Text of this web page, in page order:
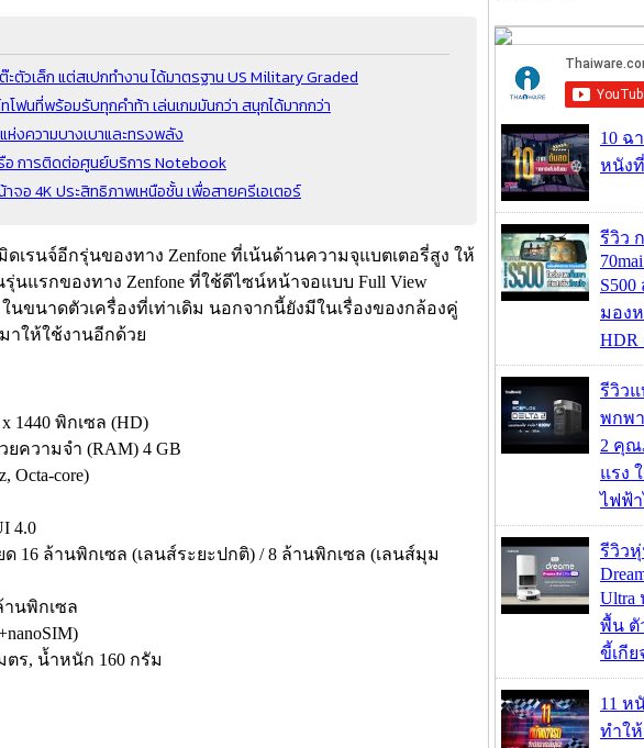
ตัวเล็ก แต่สเปกทำงาน ได้มาตรฐาน US Military Graded
ฟนที่พร้อมรับทุกคำท้า เล่นเกมมันกว่า สนุกได้มากกว่า
งความบางเบาและทรงพลัง
การติดต่อศูนย์บริการ Notebook
จอ 4K ประสิทธิภาพเหนือชั้น เพื่อสายครีเอเตอร์
ดเรนจ์อีกรุ่นของทาง Zenfone ที่เน้นด้านความจุแบตเตอรี่สูง ให้
นแรกของทาง Zenfone ที่ใช้ดีไซน์หน้าจอแบบ Full View
ขนาดตัวเครื่องที่เท่าเดิม นอกจากนี้ยังมีในเรื่องของกล้องคู่
าให้ใช้งานอีกด้วย
1440 พิกเซล (HD)
ความจำ (RAM) 4 GB
Octa-core)
4.0
16 ล้านพิกเซล (เลนส์ระยะปกติ) / 8 ล้านพิกเซล (เลนส์มุม
านพิกเซล
ตร, น้ำหนัก 160 กรัม
10 ฉ
หนัง
รีวิว
มอง
HDR
รีวิวแ
พกพา
2 คุณ
แรง
ไฟฟ้
รีวิว
Ultra
พื้น ตั
ขี้เกีย
11 ห
ทำใ